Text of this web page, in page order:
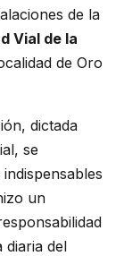
de la
Vial de la
de Oro
dictada
se
un
diaria del